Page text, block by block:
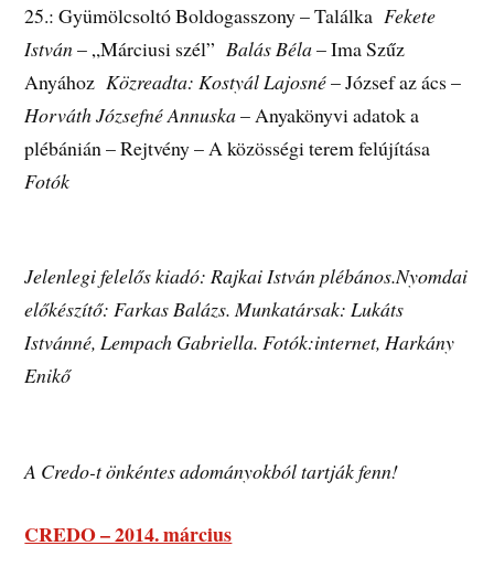
25.: Gyümölcsoltó Boldogasszony – Találka Fekete
István– „Márciusi szél” Balás Béla– Ima Szűz
Anyához Közreadta: Kostyál Lajosné– József az ács –
Horváth Józsefné Annuska– Anyakönyvi adatok a
plébánián – Rejtvény – A közösségi terem felújítása
Fotók
Jelenlegi felelős kiadó: Rajkai István plébános.Nyomdai
előkészítő: Farkas Balázs. Munkatársak: Lukáts
Istvánné, Lempach Gabriella. Fotók:internet, Harkány
Enikő
A Credo-t önkéntes adományokból tartják fenn!
CREDO – 2014. március